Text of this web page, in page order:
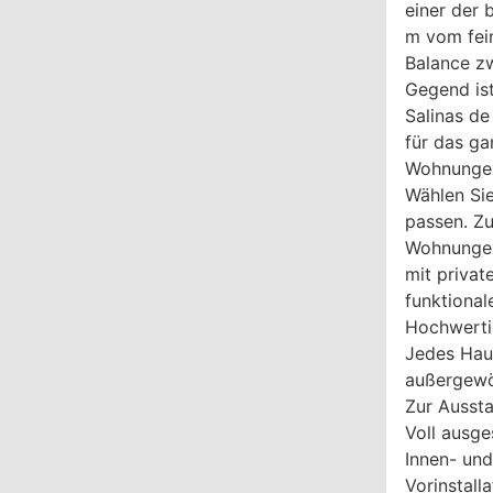
einer der
m vom
Balance
Gegend
Salinas
für das
Wählen
passen.
mit
Jedes
Zur
Voll
Innen-